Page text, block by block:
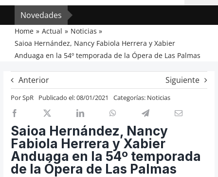
Inicio
Actual
Artículos
Previos de ópera
Entrevistas
Recomendación
Cosas de Beckmesser
Nosotros y privacidad
Buscar:
Novedades
Home Actual
Noticias
Saioa Hernández, Nancy Fabiola Herrera y Xabier
Anduaga en la 54º temporada de la Ópera de Las Palmas
Anterior Siguiente
PorSpR Publicado el: 08/01/2021 Categorías: Noticias
Saioa Hernández, Nancy
Fabiola Herrera y Xabier
Anduaga en la 54º temporada
de la Ópera de Las Palmas